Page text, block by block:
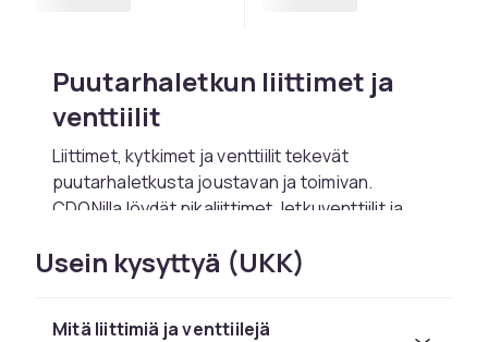
Puutarhaletkun liittimet ja
venttiilit
Liittimet, kytkimet ja venttiilit tekevät
puutarhaletkusta joustavan ja toimivan.
CDONilla löydät pikaliittimet, letkuventtiilit ja
Pikaliittimet helpottavat
vaihtoa
Usein kysyttyä (UKK)
Mitä liittimiä ja venttiilejä